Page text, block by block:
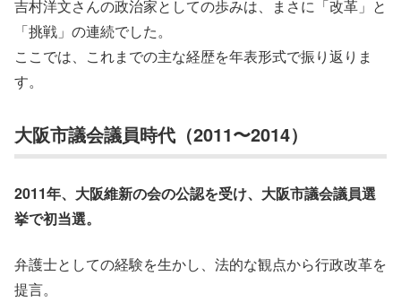
吉村洋文さんの政治家としての歩みは、まさに「改革」と
「挑戦」の連続でした。
ここでは、これまでの主な経歴を年表形式で振り返りま
す。
大阪市議会議員時代（2011〜2014）
2011年、大阪維新の会の公認を受け、大阪市議会議員選
挙で初当選。
弁護士としての経験を生かし、法的な観点から行政改革を
提言。